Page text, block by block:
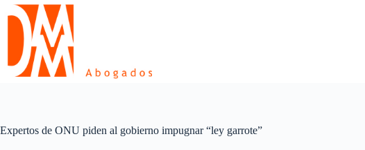
Skip
content
Expertos de ONU piden al gobierno impugnar “ley garrote”